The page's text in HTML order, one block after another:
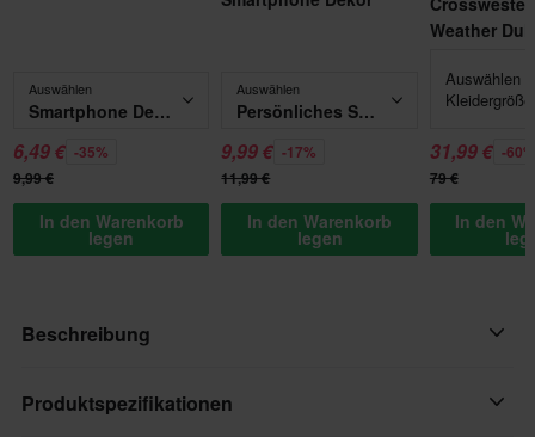
Auswählen
Smartphone Dekor
6,49 € -35%
9,99 €
In den Warenkorb
legen
Auswählen
Persönliches Smartphone Dekor
9,99 € -17%
11,99 €
In den Warenkorb
legen
Weather Dull
Auswählen -
Kleidergröße
31,99 € -60%
79 €
In den
Beschreibung
Das Raven RV-Two Crossshirt wurde für alle entwickelt, die auf
Produktspezifikationen